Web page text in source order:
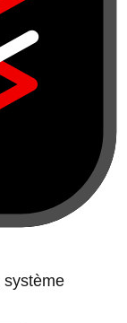
système